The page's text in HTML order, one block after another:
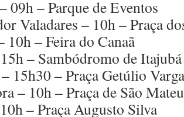
09h – Parque de Eventos
Valadares – 10h – Praça
10h – Feira do Canaã
– Sambódromo de Itajubá
15h30 – Praça Getúlio
– 10h – Praça de São
– Praça Augusto Silva